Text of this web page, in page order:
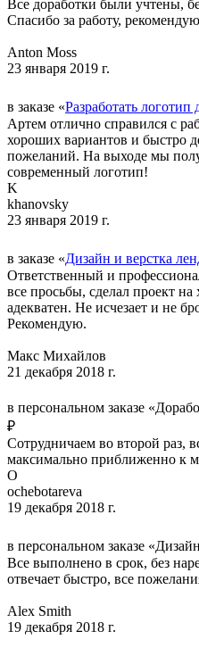
Все доработки были учтены,
Спасибо за работу,
Anton Moss
23 января 2019 г.
в заказе «Разработать логотип
Артем отлично справился с
хороших вариантов и быстро
пожеланий. На выходе мы
современный логотип!
K
khanovsky
23 января 2019 г.
в заказе «Дизайн и верстка
Ответственный и
все просьбы, сделал проект
адекватен. Не исчезает и не
Рекомендую.
Макс Михайлов
21 декабря 2018 г.
в персональном заказе
₽
Сотрудничаем во второй раз,
максимально приближенно к
O
ochebotareva
19 декабря 2018 г.
в персональном заказе
Все выполнено в срок, без
отвечает быстро, все
Alex Smith
19 декабря 2018 г.